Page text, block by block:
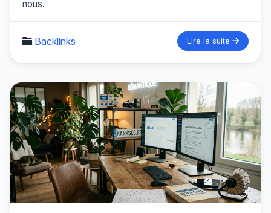
nous.
Backlinks Lire la suite